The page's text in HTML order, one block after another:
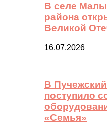
В селе
района
Великой
16.07.2026
В
поступило
«Семья»